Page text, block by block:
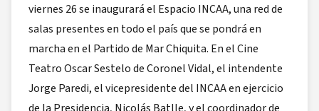
viernes 26 se inaugurará el Espacio INCAA, una red de
salas presentes en todo el país que se pondrá en
marcha en el Partido de Mar Chiquita. En el Cine
Teatro Oscar Sestelo de Coronel Vidal, el intendente
Jorge Paredi, el vicepresidente del INCAA en ejercicio
de la Presidencia, Nicolás Batlle, y el coordinador de